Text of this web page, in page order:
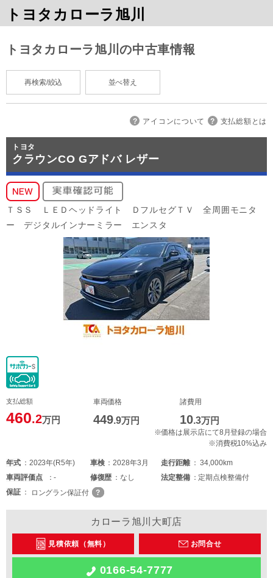
トヨタカローラ旭川
トヨタカローラ旭川の中古車情報
再検索/絞込 並べ替え
アイコンについて 支払総額とは
トヨタ
クラウンCO Gアドバ レザー
ＴＳＳ ＬＥＤヘッドライト ＤフルセグＴＶ 全周囲モニタ
ー デジタルインナーミラー エンスタ
支払総額
460.2万円
車両価格
449.9万円
諸費用
10.3万円
※価格は展示店にて8月登録の場合
※消費税10%込み
年式 2023年(R5年) 車検 2028年3月 走行距離
34,000km
車両評価点 - 修復歴 なし 法定整備
定期点検整備付
保証
ロングラン保証付
カローラ旭川大町店
見積依頼（無料） お問合せ
0166-54-7777